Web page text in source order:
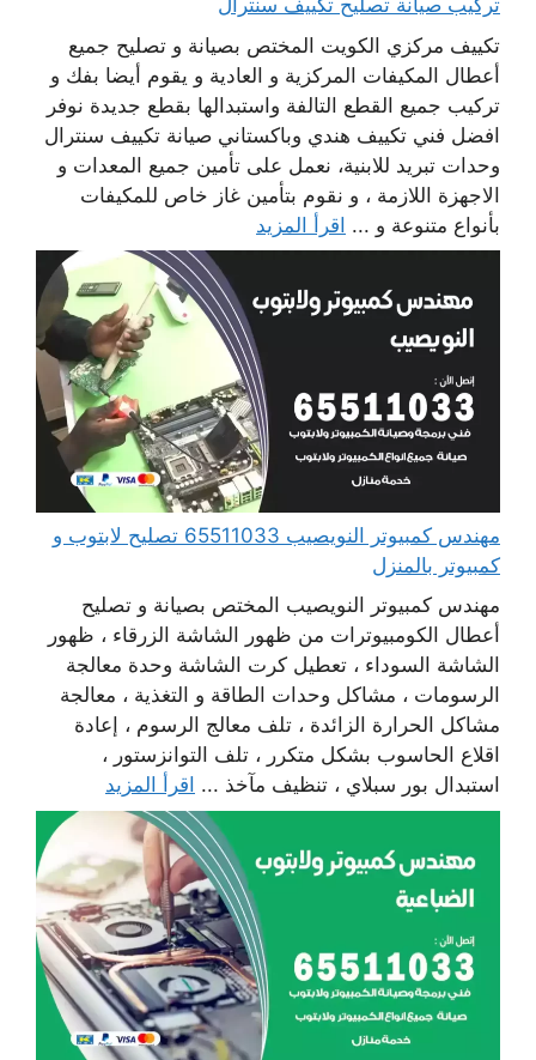
تركيب صيانة تصليح تكييف سنترال
تكييف مركزي الكويت المختص بصيانة و تصليح جميع
أعطال المكيفات المركزية و العادية و يقوم أيضا بفك و
تركيب جميع القطع التالفة واستبدالها بقطع جديدة نوفر
افضل فني تكييف هندي وباكستاني صيانة تكييف سنترال
وحدات تبريد للابنية، نعمل على تأمين جميع المعدات و
الاجهزة اللازمة ، و نقوم بتأمين غاز خاص للمكيفات
بأنواع متنوعة و ... اقرأ المزيد
مهندس كمبيوتر النويصيب 65511033 تصليح لابتوب و
كمبيوتر بالمنزل
مهندس كمبيوتر النويصيب المختص بصيانة و تصليح
أعطال الكومبيوترات من ظهور الشاشة الزرقاء ، ظهور
الشاشة السوداء ، تعطيل كرت الشاشة وحدة معالجة
الرسومات ، مشاكل وحدات الطاقة و التغذية ، معالجة
مشاكل الحرارة الزائدة ، تلف معالج الرسوم ، إعادة
اقلاع الحاسوب بشكل متكرر ، تلف التوانزستور ،
استبدال بور سبلاي ، تنظيف مآخذ ... اقرأ المزيد